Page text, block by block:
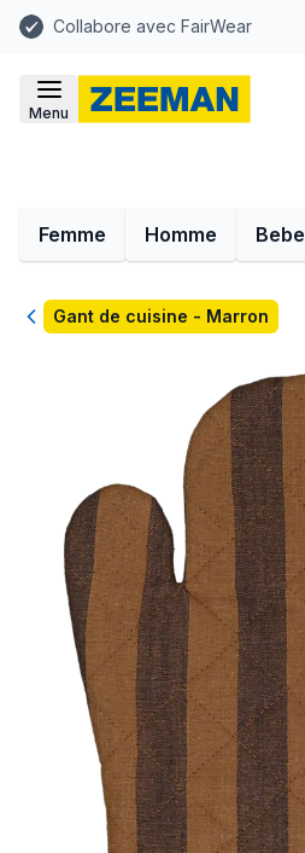
Collabore avec FairWear
Menu
Femme Homme Bebe
RetourGant de cuisine - Marron